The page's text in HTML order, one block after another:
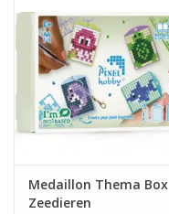
Medaillon Thema Box
Zeedieren